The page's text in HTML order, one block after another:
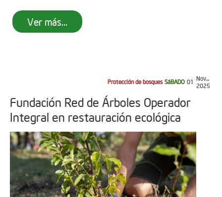
Ver más...
Protección de bosques SáBADO 01 Nov...
2025
Fundación Red de Árboles Operador
Integral en restauración ecológica